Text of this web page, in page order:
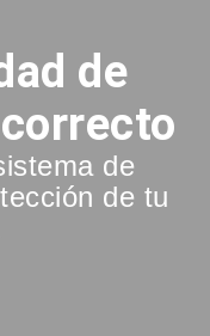
de
de
de tu